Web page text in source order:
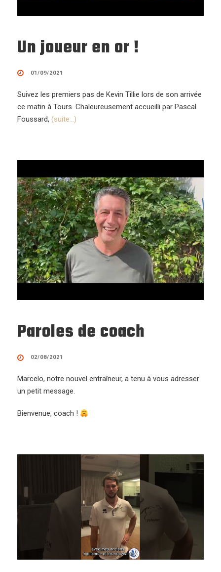
Un joueur en or !
01/09/2021
Suivez les premiers pas de Kevin Tillie lors de son arrivée
ce matin à Tours. Chaleureusement accueilli par Pascal
Foussard, (suite…)
Paroles de coach
02/08/2021
Marcelo, notre nouvel entraîneur, a tenu à vous adresser
un petit message.
Bienvenue, coach !